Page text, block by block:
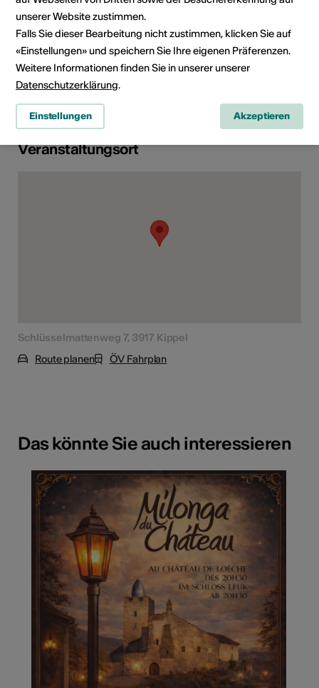
bitte an den Veranstalter oder
das zuständige Tourismusbüro.
Rubrik
Art der Veranstaltung
Veranstaltungsort
Schlüsselmattenweg 7, 3917 Kippel
Route planen
ÖV Fahrplan
Das könnte Sie auch interessieren
unserer Website zustimmen.
Falls Sie dieser Bearbeitung nicht zustimmen, klicken Sie auf
«Einstellungen» und speichern Sie Ihre eigenen Präferenzen.
Weitere Informationen finden Sie in unserer unserer
Datenschutzerklärung.
Einstellungen Akzeptieren